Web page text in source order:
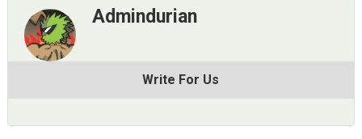
Admindurian
Write For Us